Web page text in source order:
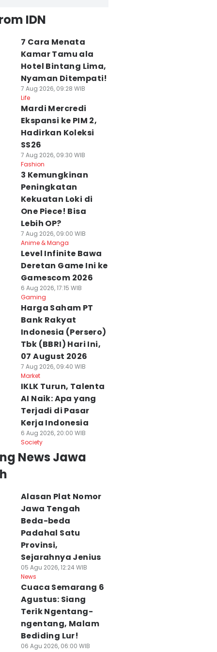
IDN
7 Cara Menata
Kamar Tamu ala
Hotel Bintang Lima,
Nyaman Ditempati!
7 Aug 2026, 09:28 WIB
Life
Mardi Mercredi
Ekspansi ke PIM 2,
Hadirkan Koleksi
SS26
7 Aug 2026, 09:30 WIB
Fashion
3 Kemungkinan
Peningkatan
Kekuatan Loki di
One Piece! Bisa
Lebih OP?
7 Aug 2026, 09:00 WIB
Anime & Manga
Level Infinite Bawa
Deretan Game Ini ke
Gamescom 2026
6 Aug 2026, 17:15 WIB
Gaming
Harga Saham PT
Bank Rakyat
Indonesia (Persero)
Tbk (BBRI) Hari Ini,
07 August 2026
7 Aug 2026, 09:40 WIB
Market
IKLK Turun, Talenta
AI Naik: Apa yang
Terjadi di Pasar
Kerja Indonesia
6 Aug 2026, 20:00 WIB
Society
News Jawa
Alasan Plat Nomor
Jawa Tengah
Beda-beda
Padahal Satu
Provinsi,
Sejarahnya Jenius
05 Agu 2026, 12:24 WIB
News
Cuaca Semarang 6
Agustus: Siang
Terik Ngentang-
ngentang, Malam
Bediding Lur!
06 Agu 2026, 06:00 WIB